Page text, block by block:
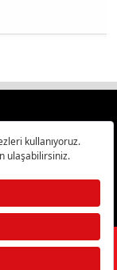
A.Ş./ Tüm hakları